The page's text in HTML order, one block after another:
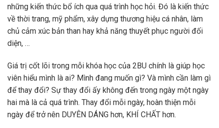
những kiến thức bổ ích qua quá trình học hỏi. Đó là kiến thức
về thời trang, mỹ phẩm, xây dựng thương hiệu cá nhân, làm
chủ cảm xúc bản than hay khả năng thuyết phục người đối
diện, …
Giá trị cốt lõi trong mỗi khóa học của 2BU chính là giúp học
viên hiểu mình là ai? Mình đang muốn gì? Và mình cần làm gì
để thay đổi? Sự thay đổi ấy không đến trong ngày một ngày
hai mà là cả quá trình. Thay đổi mỗi ngày, hoàn thiện mỗi
ngày để trở nên DUYÊN DÁNG hơn, KHÍ CHẤT hơn.